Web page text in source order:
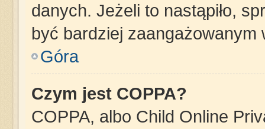
danych. Jeżeli to nastąpiło,
być bardziej zaangażowanym
Góra
Czym jest COPPA?
COPPA, albo Child Online